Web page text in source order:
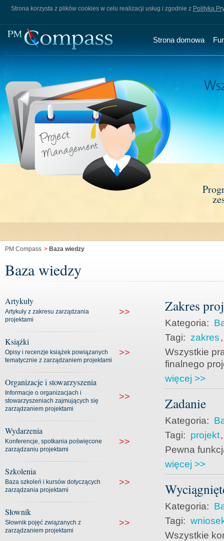
Strona korzysta z plików cookies w celu realizacji usług i zgodnie z Polityką
Strona domowa
PM Compass > Baza wiedzy
Baza wiedzy
Artykuły
Artykuły z zakresu zarządzania
projektami
>>
Książki
Opisy i recenzje książek powiązanych
tematycznie z zarządzaniem projektami
>>
Organizacje i stowarzyszenia
Informacje o organizacjach i
stowarzyszeniach zajmujących się
zarządzaniem projektami
>>
Wydarzenia
Konferencje, spotkania poświęcone
zarządzaniu projektami
>>
Szkolenia
Baza szkoleń i kursów dotyczących
zarządzania projektami
>>
Słownik
Słownik pojęć związanych z
zarządzaniem projektami
>>
Zakres
Kategoria:
Tagi: zakres
Wszystkie
finalnego
więcej >>
Zadanie
Kategoria:
Tagi: projekt
Pewna
więcej >>
Kategoria:
Tagi:
Wszystkie